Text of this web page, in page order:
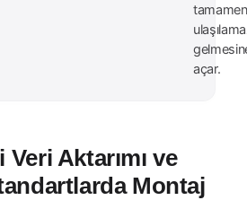
tamamen
açar.
Aktarımı ve
Montaj